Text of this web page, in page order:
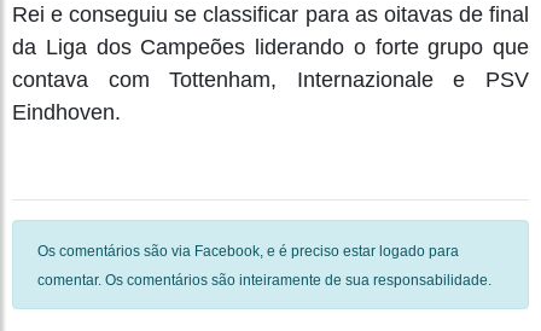
Rei e conseguiu se classificar para as oitavas de final
da Liga dos Campeões liderando o forte grupo que
contava com Tottenham, Internazionale e PSV
Eindhoven.
Os comentários são via Facebook, e é preciso estar logado para
comentar. Os comentários são inteiramente de sua responsabilidade.